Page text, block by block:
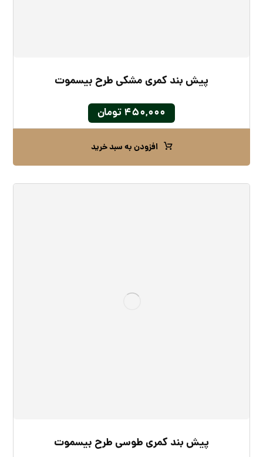
پیش بند کمری مشکی طرح بیسموت
۴۵۰,۰۰۰تومان
افزودن به سبد خرید
پیش بند کمری طوسی طرح بیسموت